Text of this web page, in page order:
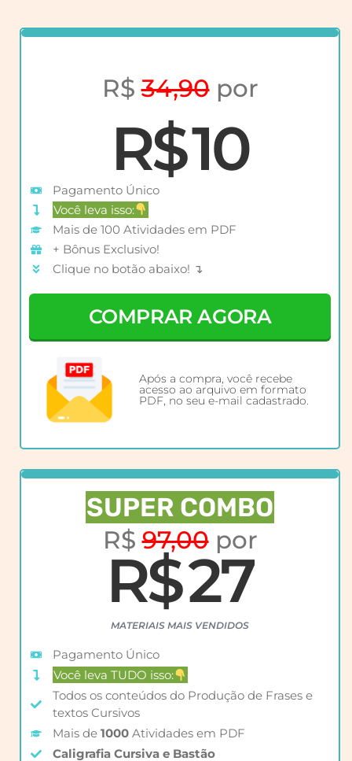
R$34,90por
R$ 10
Pagamento Único
Você leva isso:
Mais de 100 Atividades em PDF
+ Bônus Exclusivo!
Clique no botão abaixo! ↴
COMPRAR AGORA
Após a compra, você recebe
acesso ao arquivo em formato
PDF, no seu e-mail cadastrado.
SUPER COMBO
R$97,00por
R$ 27
MATERIAIS MAIS VENDIDOS
Pagamento Único
Você leva TUDO isso:
Todos os conteúdos do Produção de Frases e
textos Cursivos
Mais de 1000 Atividades em PDF
Caligrafia Cursiva e Bastão